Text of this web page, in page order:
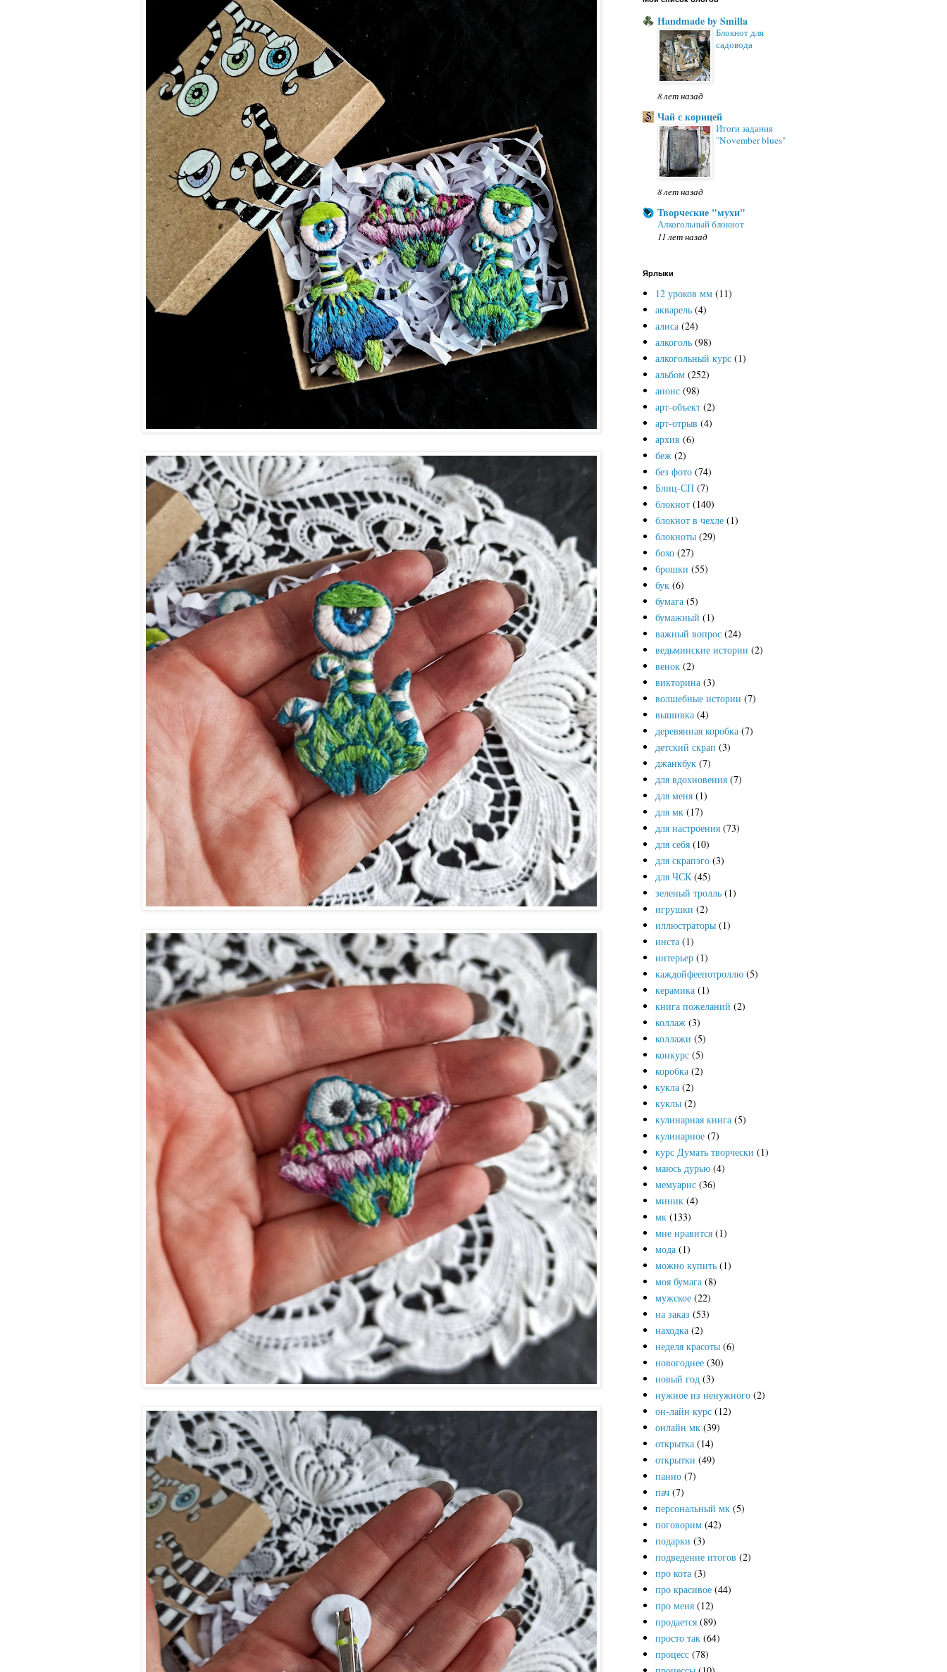
Handmade by Smilla
Блокнот для
садовода
8 лет назад
Чай с корицей
Итоги задания
"November blues"
8 лет назад
Творческие "мухи"
Алкогольный блокнот
11 лет назад
Ярлыки
12 уроков мм (11)
акварель (4)
алиса (24)
алкоголь (98)
алкогольный курс (1)
альбом (252)
анонс (98)
арт-объект (2)
арт-отрыв (4)
архив (6)
беж (2)
без фото (74)
Блиц-СП (7)
блокнот (140)
блокнот в чехле (1)
блокноты (29)
бохо (27)
брошки (55)
бук (6)
бумага (5)
бумажный (1)
важный вопрос (24)
ведьминские истории (2)
венок (2)
викторина (3)
волшебные истории (7)
вышивка (4)
деревянная коробка (7)
детский скрап (3)
джанкбук (7)
для вдохновения (7)
для меня (1)
для мк (17)
для настроения (73)
для себя (10)
для скрапэго (3)
для ЧСК (45)
зеленый тролль (1)
игрушки (2)
иллюстраторы (1)
инста (1)
интерьер (1)
каждойфеепотроллю (5)
керамика (1)
книга пожеланий (2)
коллаж (3)
коллажи (5)
конкурс (5)
коробка (2)
кукла (2)
куклы (2)
кулинарная книга (5)
кулинарное (7)
курс Думать творчески (1)
маюсь дурью (4)
мемуарис (36)
миник (4)
мк (133)
мне нравится (1)
мода (1)
можно купить (1)
моя бумага (8)
мужское (22)
на заказ (53)
находка (2)
неделя красоты (6)
новогоднее (30)
новый год (3)
нужное из ненужного (2)
он-лайн курс (12)
онлайн мк (39)
открытка (14)
открытки (49)
панно (7)
пач (7)
персональный мк (5)
поговорим (42)
подарки (3)
подведение итогов (2)
про кота (3)
про красивое (44)
про меня (12)
продается (89)
просто так (64)
процесс (78)